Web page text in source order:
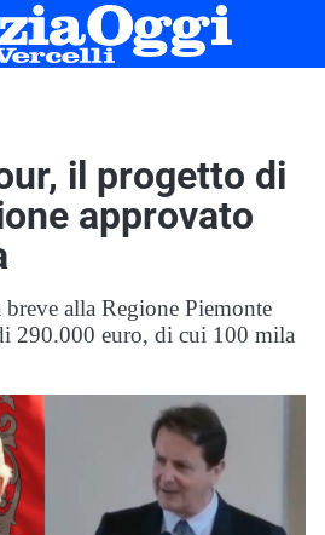
il progetto di
approvato
alla Regione Piemonte
290.000 euro, di cui 100 mila